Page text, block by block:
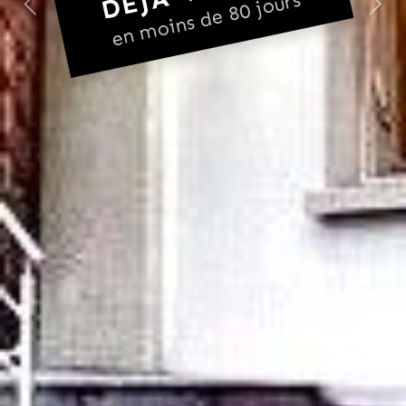
en moins de 80 jours